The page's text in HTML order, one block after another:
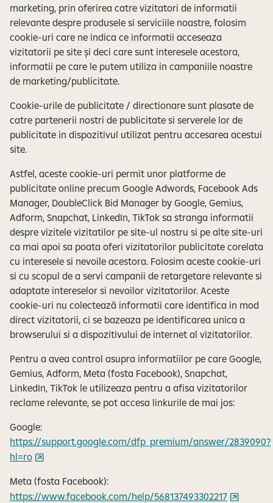
marketing, prin oferirea catre vizitatori de informatii
relevante despre produsele si serviciile noastre, folosim
cookie-uri care ne indica ce informatii acceseaza
vizitatorii pe site și deci care sunt interesele acestora,
informatii pe care le putem utiliza in campaniile noastre
de marketing/publicitate.
Cookie-urile de publicitate / directionare sunt plasate de
catre partenerii nostri de publicitate si serverele lor de
publicitate in dispozitivul utilizat pentru accesarea acestui
site.
Astfel, aceste cookie-uri permit unor platforme de
publicitate online precum Google Adwords, Facebook Ads
Manager, DoubleClick Bid Manager by Google, Gemius,
Adform, Snapchat, LinkedIn, TikTok sa stranga informatii
despre vizitele vizitatilor pe site-ul nostru si pe alte site-uri
ca mai apoi sa poata oferi vizitatorilor publicitate corelata
cu interesele si nevoile acestora. Folosim aceste cookie-uri
si cu scopul de a servi campanii de retargetare relevante si
adaptate intereselor si nevoilor vizitatorilor. Aceste
cookie-uri nu colectează informatii care identifica in mod
direct vizitatorii, ci se bazeaza pe identificarea unica a
browserului si a dispozitivului de internet al vizitatorilor.
Pentru a avea control asupra informatiilor pe care Google,
Gemius, Adform, Meta (fosta Facebook), Snapchat,
LinkedIn, TikTok le utilizeaza pentru a afisa vizitatorilor
reclame relevante, se pot accesa linkurile de mai jos:
Google:
https://support.google.com/dfp_premium/answer/2839090?
hl=ro
Meta (fosta Facebook):
https://www.facebook.com/help/568137493302217